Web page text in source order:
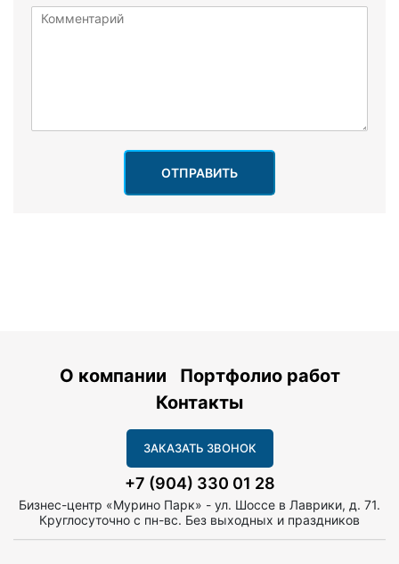
ОТПРАВИТЬ
О компании
Портфолио работ
Контакты
ЗАКАЗАТЬ ЗВОНОК
+7 (904) 330 01 28
Бизнес-центр «Мурино Парк» - ул. Шоссе в Лаврики, д. 71.
Круглосуточно с пн-вс. Без выходных и праздников